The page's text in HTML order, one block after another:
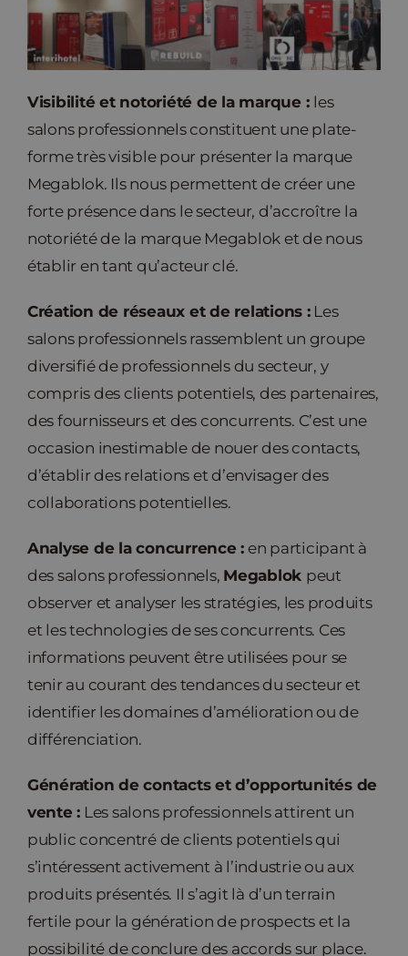
Visibilité et notoriété de la marque : les
salons professionnels constituent une plate-
forme très visible pour présenter la marque
Megablok. Ils nous permettent de créer une
forte présence dans le secteur, d’accroître la
notoriété de la marque Megablok et de nous
établir en tant qu’acteur clé.
Création de réseaux et de relations :Les
salons professionnels rassemblent un groupe
diversifié de professionnels du secteur, y
compris des clients potentiels, des partenaires,
des fournisseurs et des concurrents. C’est une
occasion inestimable de nouer des contacts,
d’établir des relations et d’envisager des
collaborations potentielles.
Analyse de la concurrence : en participant à
des salons professionnels, Megablok peut
observer et analyser les stratégies, les produits
et les technologies de ses concurrents. Ces
informations peuvent être utilisées pour se
tenir au courant des tendances du secteur et
identifier les domaines d’amélioration ou de
différenciation.
Génération de contacts et d’opportunités de
vente : Les salons professionnels attirent un
public concentré de clients potentiels qui
s’intéressent activement à l’industrie ou aux
produits présentés. Il s’agit là d’un terrain
fertile pour la génération de prospects et la
possibilité de conclure des accords sur place.